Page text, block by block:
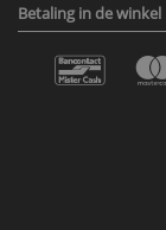
Betaling in de winkel